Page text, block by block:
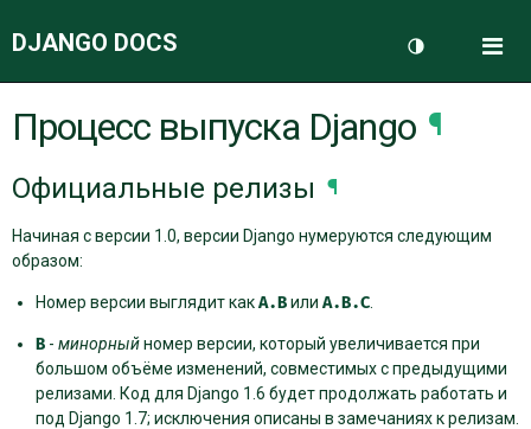
DJANGO DOCS
ДОКУМЕНТАЦИЯ
БЛОГ
Процесс выпуска Django ¶
Официальные релизы ¶
Начиная с версии 1.0, версии Django нумеруются следующим
образом:
Номер версии выглядит какA.Bили A.B.C
B - минорныйномер версии, который увеличивается при
большом объёме изменений, совместимых с предыдущими
релизами. Код для Django 1.6 будет продолжать работать и
под Django 1.7; исключения описаны в замечаниях к релизам.